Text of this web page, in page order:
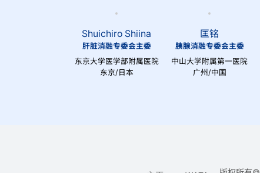
Shuichiro Shiina
肝脏消融专委会主委
东京大学医学部附属医院
东京/日本
匡铭
胰腺消融专委会主委
中山大学附属第一医院
广州/中国